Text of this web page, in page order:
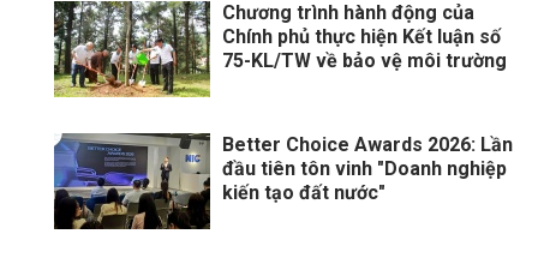
Chương trình hành động của
Chính phủ thực hiện Kết luận số
75-KL/TW về bảo vệ môi trường
Better Choice Awards 2026: Lần
đầu tiên tôn vinh "Doanh nghiệp
kiến tạo đất nước"